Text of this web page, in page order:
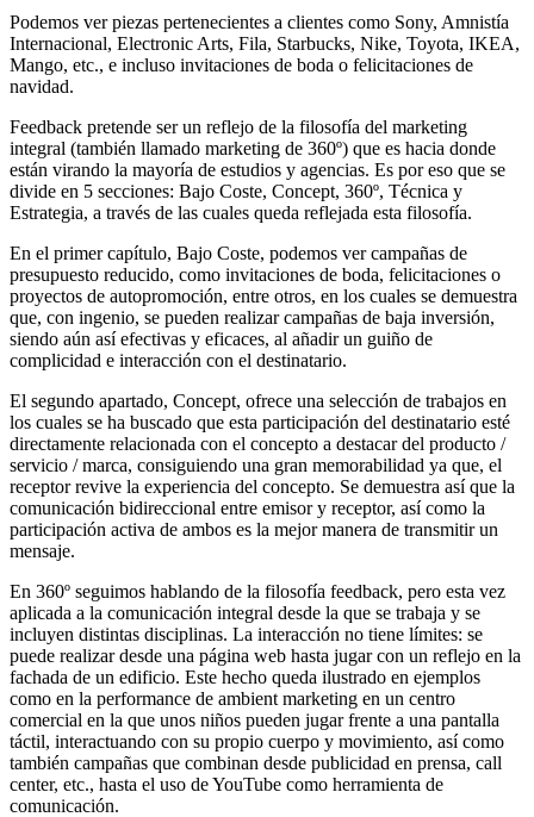
Podemos ver piezas pertenecientes a clientes como Sony, Amnistía
Internacional, Electronic Arts, Fila, Starbucks, Nike, Toyota, IKEA,
Mango, etc., e incluso invitaciones de boda o felicitaciones de
navidad.
Feedback pretende ser un reflejo de la filosofía del marketing
integral (también llamado marketing de 360º) que es hacia donde
están virando la mayoría de estudios y agencias. Es por eso que se
divide en 5 secciones: Bajo Coste, Concept, 360º, Técnica y
Estrategia, a través de las cuales queda reflejada esta filosofía.
En el primer capítulo, Bajo Coste, podemos ver campañas de
presupuesto reducido, como invitaciones de boda, felicitaciones o
proyectos de autopromoción, entre otros, en los cuales se demuestra
que, con ingenio, se pueden realizar campañas de baja inversión,
siendo aún así efectivas y eficaces, al añadir un guiño de
complicidad e interacción con el destinatario.
El segundo apartado, Concept, ofrece una selección de trabajos en
los cuales se ha buscado que esta participación del destinatario esté
directamente relacionada con el concepto a destacar del producto /
servicio / marca, consiguiendo una gran memorabilidad ya que, el
receptor revive la experiencia del concepto. Se demuestra así que la
comunicación bidireccional entre emisor y receptor, así como la
participación activa de ambos es la mejor manera de transmitir un
mensaje.
En 360º seguimos hablando de la filosofía feedback, pero esta vez
aplicada a la comunicación integral desde la que se trabaja y se
incluyen distintas disciplinas. La interacción no tiene límites: se
puede realizar desde una página web hasta jugar con un reflejo en la
fachada de un edificio. Este hecho queda ilustrado en ejemplos
como en la performance de ambient marketing en un centro
comercial en la que unos niños pueden jugar frente a una pantalla
táctil, interactuando con su propio cuerpo y movimiento, así como
también campañas que combinan desde publicidad en prensa, call
center, etc., hasta el uso de YouTube como herramienta de
comunicación.